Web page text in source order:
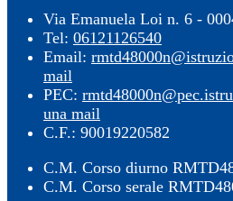
Via Emanuela Loi n. 6 -
Tel: 06121126540
Email:
mail
PEC:
una mail
C.F.: 90019220582
C.M. Corso diurno
C.M. Corso serale